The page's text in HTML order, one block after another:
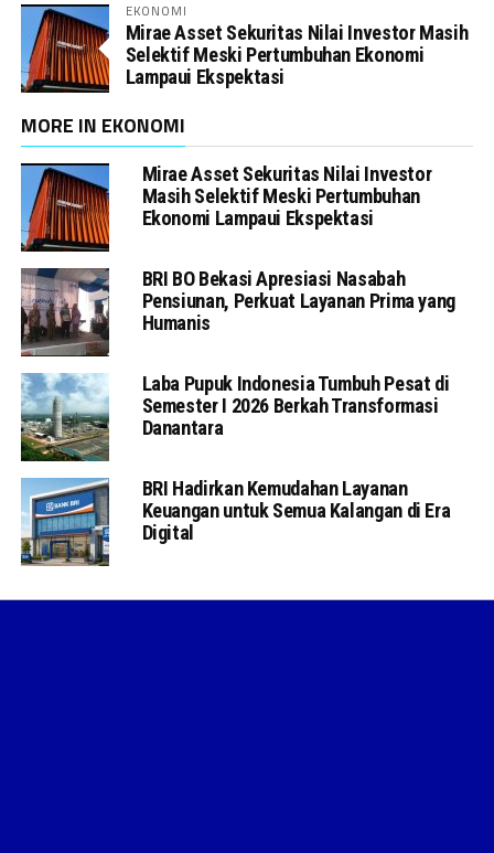
EKONOMI
Mirae Asset Sekuritas Nilai Investor Masih
Selektif Meski Pertumbuhan Ekonomi
Lampaui Ekspektasi
MORE IN EKONOMI
Mirae Asset Sekuritas Nilai Investor
Masih Selektif Meski Pertumbuhan
Ekonomi Lampaui Ekspektasi
BRI BO Bekasi Apresiasi Nasabah
Pensiunan, Perkuat Layanan Prima yang
Humanis
Laba Pupuk Indonesia Tumbuh Pesat di
Semester I 2026 Berkah Transformasi
Danantara
BRI Hadirkan Kemudahan Layanan
Keuangan untuk Semua Kalangan di Era
Digital